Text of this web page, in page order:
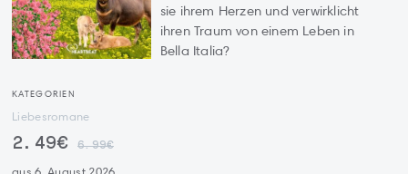
sie ihrem Herzen und verwirklicht
ihren Traum von einem Leben in
Bella Italia?
KATEGORIEN
Liebesromane
2.49€ 6.99€